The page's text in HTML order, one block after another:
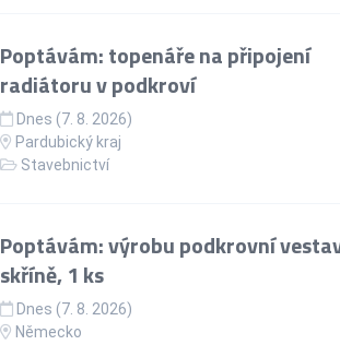
Poptávám: topenáře na připojení
radiátoru v podkroví
Dnes (7. 8. 2026)
Pardubický kraj
Stavebnictví
Poptávám: výrobu podkrovní
skříně, 1 ks
Dnes (7. 8. 2026)
Německo